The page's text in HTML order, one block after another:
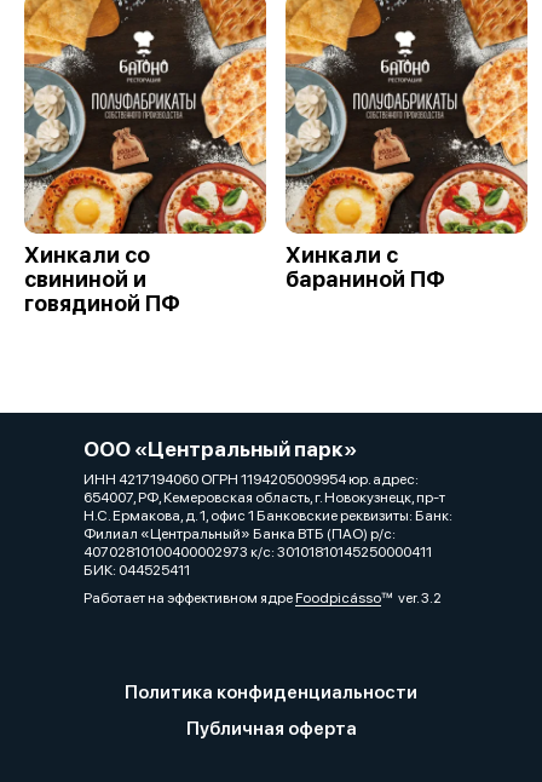
Хинкали со
свининой и
говядиной ПФ
Хинкали с
бараниной ПФ
ООО «Центральный парк»
ИНН 4217194060 ОГРН 1194205009954 юр. адрес:
654007, РФ, Кемеровская область, г. Новокузнецк, пр-т
Н.С. Ермакова, д. 1, офис 1 Банковские реквизиты: Банк:
Филиал «Центральный» Банка ВТБ (ПАО) р/с:
40702810100400002973 к/с: 30101810145250000411
БИК: 044525411
Работает на эффективном ядреFoodpicássover. 3.2
Политика конфиденциальности
Публичная оферта